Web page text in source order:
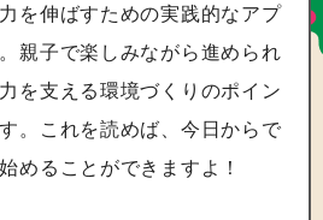
を伸ばすための実践的なアプ
親子で楽しみながら進められ
を支える環境づくりのポイン
。これを読めば、今日からで
めることができますよ！